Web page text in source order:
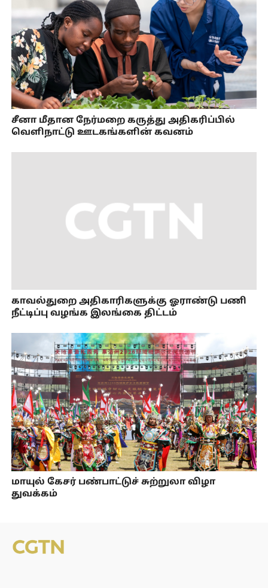
சீனா மீதான நேர்மறை கருத்து அதிகரிப்பில்
வெளிநாட்டு ஊடகங்களின் கவனம்
காவல்துறை அதிகாரிகளுக்கு ஓராண்டு பணி
நீட்டிப்பு வழங்க இலங்கை திட்டம்
மாயுல் கேசர் பண்பாட்டுச் சுற்றுலா விழா
துவக்கம்